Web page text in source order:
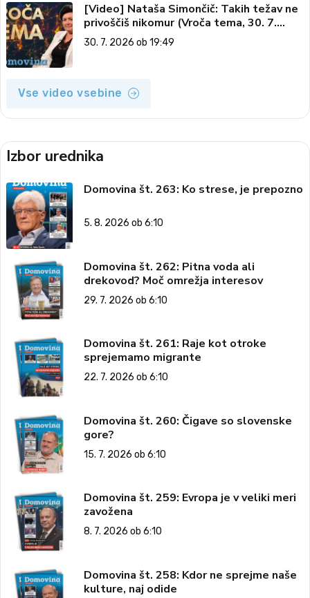
[Video] Nataša Simončič: Takih težav ne
privoščiš nikomur (Vroča tema, 30. 7.
2026)
30. 7. 2026 ob 19:49
Vse video vsebine
Izbor urednika
Domovina št. 263: Ko strese, je prepozno
5. 8. 2026 ob 6:10
Domovina št. 262: Pitna voda ali
drekovod? Moč omrežja interesov
29. 7. 2026 ob 6:10
Domovina št. 261: Raje kot otroke
sprejemamo migrante
22. 7. 2026 ob 6:10
Domovina št. 260: Čigave so slovenske
gore?
15. 7. 2026 ob 6:10
Domovina št. 259: Evropa je v veliki meri
zavožena
8. 7. 2026 ob 6:10
Domovina št. 258: Kdor ne sprejme naše
kulture, naj odide